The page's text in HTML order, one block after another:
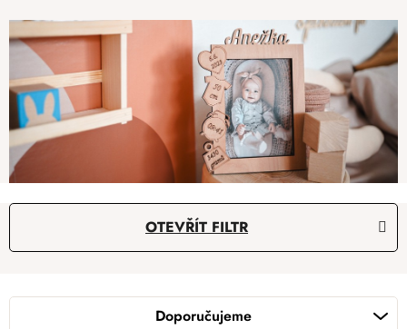
a Doporučujeme
OTEVŘÍT FILTR
V
p
s